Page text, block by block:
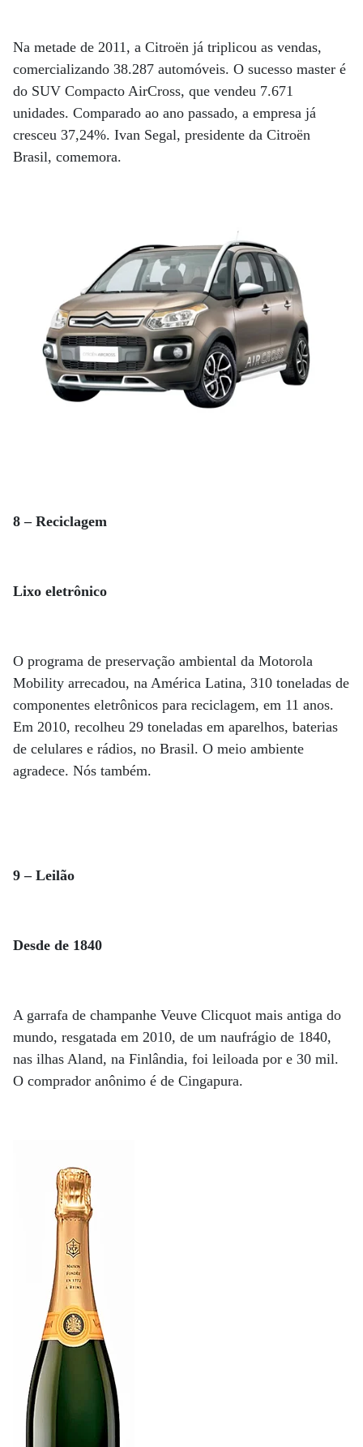
Na metade de 2011, a Citroën já triplicou as vendas,
comercializando 38.287 automóveis. O sucesso master é
do SUV Compacto AirCross, que vendeu 7.671
unidades. Comparado ao ano passado, a empresa já
cresceu 37,24%. Ivan Segal, presidente da Citroën
Brasil, comemora.
8 – Reciclagem
Lixo eletrônico
O programa de preservação ambiental da Motorola
Mobility arrecadou, na América Latina, 310 toneladas de
componentes eletrônicos para reciclagem, em 11 anos.
Em 2010, recolheu 29 toneladas em aparelhos, baterias
de celulares e rádios, no Brasil. O meio ambiente
agradece. Nós também.
9 – Leilão
Desde de 1840
A garrafa de champanhe Veuve Clicquot mais antiga do
mundo, resgatada em 2010, de um naufrágio de 1840,
nas ilhas Aland, na Finlândia, foi leiloada por e 30 mil.
O comprador anônimo é de Cingapura.